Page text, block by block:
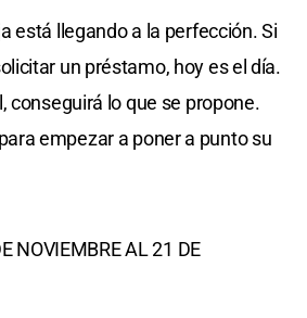
está llegando a la perfección. Si
un préstamo, hoy es el día.
conseguirá lo que se propone.
empezar a poner a punto su
NOVIEMBRE AL 21 DE